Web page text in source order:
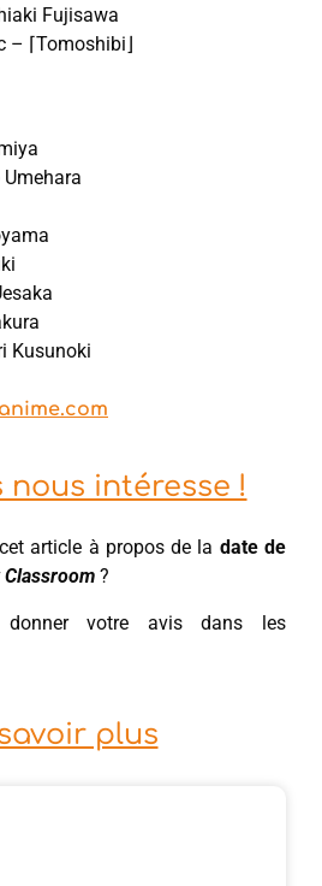
Fujisawa
– ⌈Tomoshibi⌋
Kusunoki
nous intéresse !
article à propos de la date de
Classroom ?
votre avis dans les
plus